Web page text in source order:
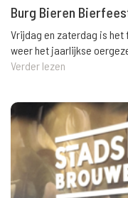
Burg Bieren
Vrijdag en zaterdag is het
weer het jaarlijkse
Verder lezen